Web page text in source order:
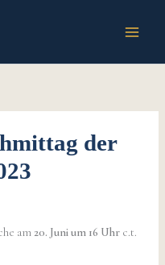
der
am 20. Juni um 16 Uhr c.t.